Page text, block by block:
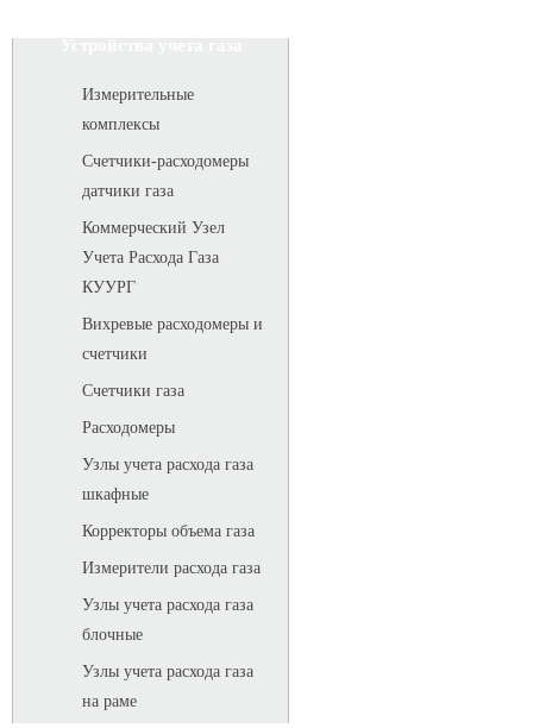
Измерительные
комплексы
Счетчики-расходомеры
датчики газа
Коммерческий Узел
Учета Расхода Газа
КУУРГ
Вихревые расходомеры и
счетчики
Счетчики газа
Расходомеры
Узлы учета расхода газа
шкафные
Корректоры объема газа
Измерители расхода газа
Узлы учета расхода газа
блочные
Узлы учета расхода газа
на раме